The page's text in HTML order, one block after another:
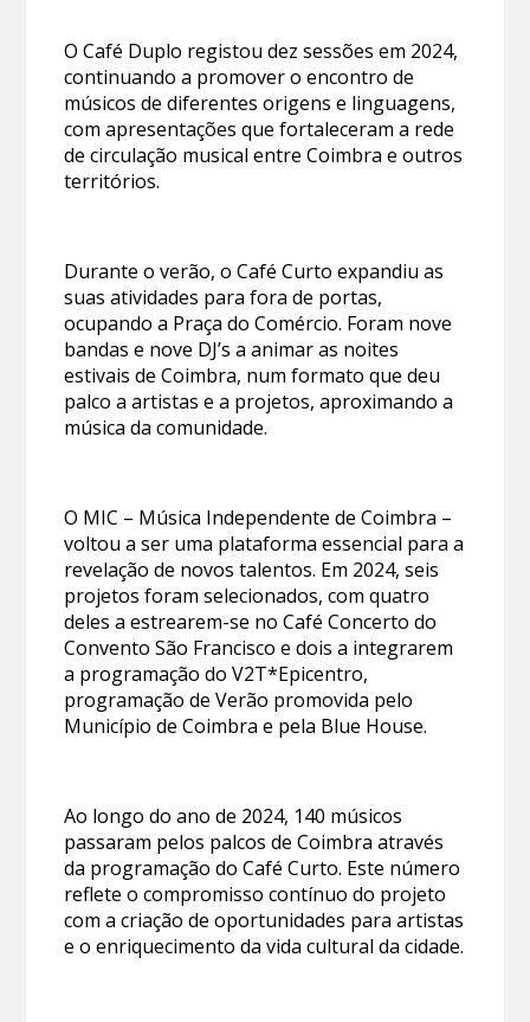
O Café Duplo registou dez sessões em 2024,
continuando a promover o encontro de
músicos de diferentes origens e linguagens,
com apresentações que fortaleceram a rede
de circulação musical entre Coimbra e outros
territórios.
Durante o verão, o Café Curto expandiu as
suas atividades para fora de portas,
ocupando a Praça do Comércio. Foram nove
bandas e nove DJ’s a animar as noites
estivais de Coimbra, num formato que deu
palco a artistas e a projetos, aproximando a
música da comunidade.
O MIC – Música Independente de Coimbra –
voltou a ser uma plataforma essencial para a
revelação de novos talentos. Em 2024, seis
projetos foram selecionados, com quatro
deles a estrearem-se no Café Concerto do
Convento São Francisco e dois a integrarem
a programação do V2T*Epicentro,
programação de Verão promovida pelo
Município de Coimbra e pela Blue House.
Ao longo do ano de 2024, 140 músicos
passaram pelos palcos de Coimbra através
da programação do Café Curto. Este número
reflete o compromisso contínuo do projeto
com a criação de oportunidades para artistas
e o enriquecimento da vida cultural da cidade.